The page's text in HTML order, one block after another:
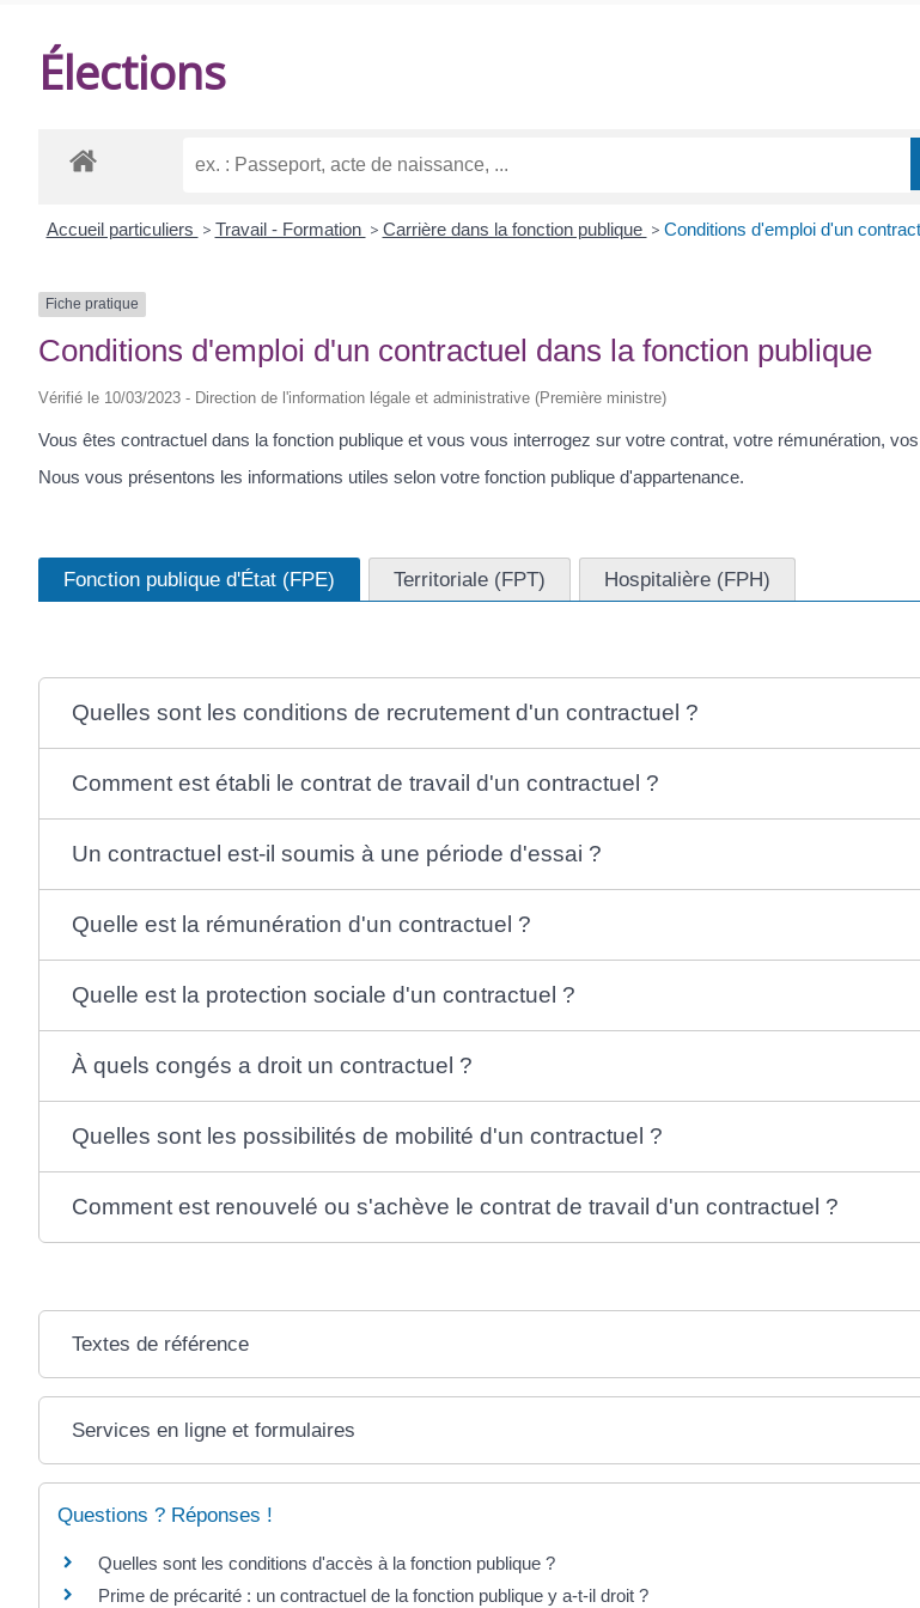
Élections
Accueil particuliers > Travail - Formation > Carrière dans la fonction publique > Conditions d'emploi d'un
Fiche pratique
Conditions d'emploi d'un contractuel dans la fonction publique
Vérifié le 10/03/2023 - Direction de l'information légale et administrative (Première ministre)
Vous êtes contractuel dans la fonction publique et vous vous interrogez sur votre contrat, votre rémunération,
Nous vous présentons les informations utiles selon votre fonction publique d'appartenance.
Fonction publique d'État (FPE) Territoriale (FPT) Hospitalière (FPH)
Quelles sont les conditions de recrutement d'un contractuel ?
Comment est établi le contrat de travail d'un contractuel ?
Un contractuel est-il soumis à une période d'essai ?
Quelle est la rémunération d'un contractuel ?
Quelle est la protection sociale d'un contractuel ?
À quels congés a droit un contractuel ?
Quelles sont les possibilités de mobilité d'un contractuel ?
Comment est renouvelé ou s'achève le contrat de travail d'un contractuel ?
Textes de référence
Services en ligne et formulaires
Questions ? Réponses !
Quelles sont les conditions d'accès à la fonction publique ?
Prime de précarité : un contractuel de la fonction publique y a-t-il droit ?